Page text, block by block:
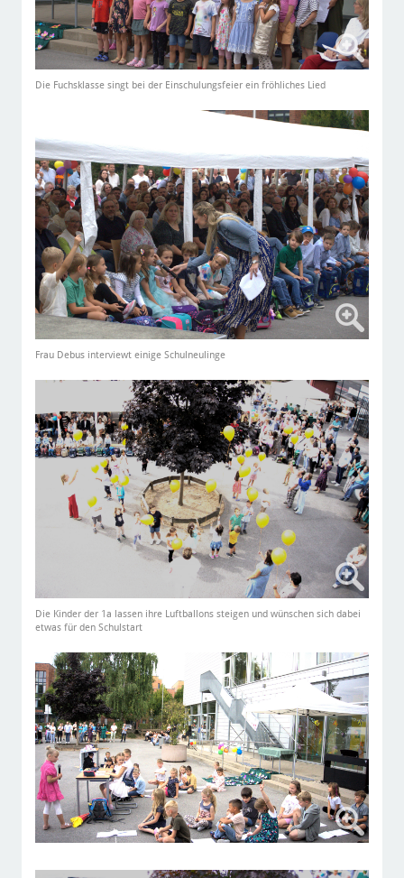
Die Fuchsklasse singt bei der Einschulungsfeier ein fröhliches Lied
Frau Debus interviewt einige Schulneulinge
Die Kinder der 1a lassen ihre Luftballons steigen und wünschen sich dabei
etwas für den Schulstart